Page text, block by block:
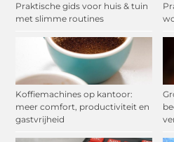
Praktische gids voor huis & tuin
met slimme routines
Koffiemachines op kantoor:
meer comfort, productiviteit en
gastvrijheid